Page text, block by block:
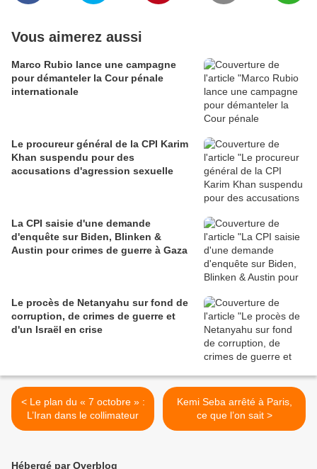
Vous aimerez aussi
Marco Rubio lance une campagne
pour démanteler la Cour pénale
internationale
Le procureur général de la CPI Karim
Khan suspendu pour des
accusations d'agression sexuelle
La CPI saisie d'une demande
d'enquête sur Biden, Blinken &
Austin pour crimes de guerre à Gaza
Le procès de Netanyahu sur fond de
corruption, de crimes de guerre et
d'un Israël en crise
< Le plan du « 7 octobre » :
L’Iran dans le collimateur
Kemi Seba arrêté à Paris,
ce que l’on sait >
Hébergé par Overblog